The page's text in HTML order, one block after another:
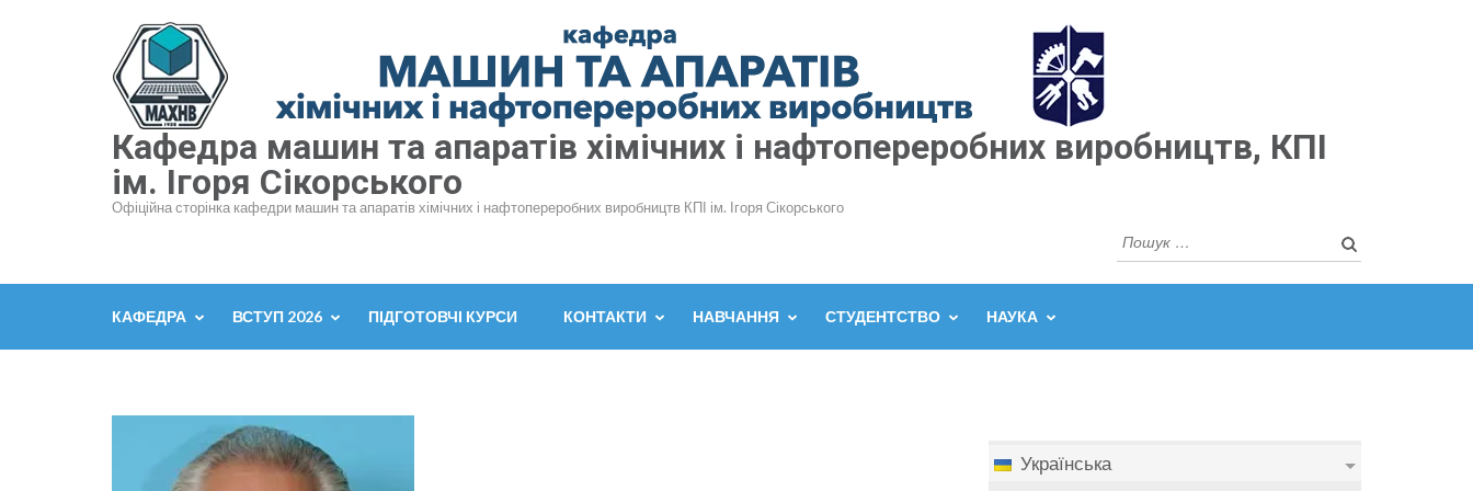
Кафедра машин та апаратів хімічних і нафтопереробних виробництв, КПІ
ім. Ігоря Сікорського
Офіційна сторінка кафедри машин та апаратів хімічних і нафтопереробних виробництв КПІ ім. Ігоря Сікорського
Пошук:
КАФЕДРА ВСТУП 2026 ПІДГОТОВЧІ КУРСИ КОНТАКТИ НАВЧАННЯ СТУДЕНТСТВО НАУКА
Українська